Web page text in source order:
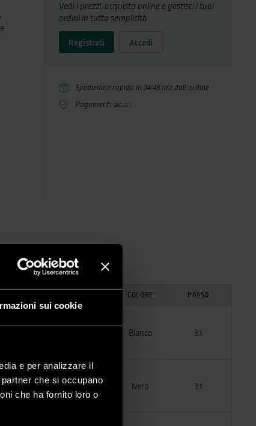
sui cookie
e per analizzare il
che si occupano
che ha fornito loro o
Vedi i prezzi, acquista online e gestisci i tuoi
ordini in tutta semplicità
Registrati Accedi
Spedizione rapida in 24/48 ore dall’ordine
Pagamenti sicuri
COLORE PASSO
Bianco 3:1
45 Nero 3:1